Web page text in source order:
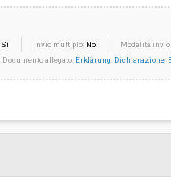
Sì Invio multiplo: No
Modalità
Documento allegato: